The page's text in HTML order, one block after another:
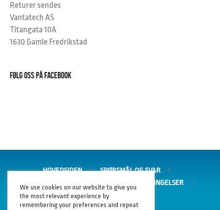
Returer sendes
Vantatech AS
Titangata 10A
1630 Gamle Fredrikstad
FØLG OSS PÅ FACEBOOK
HOVEDSIDEN
SPØRSMÅL OG SVAR
GARANTI OG REKLAMASJON
SALGSBETINGELSER
PERSONVERNERKLÆRING
We use cookies on our website to give you
the most relevant experience by
remembering your preferences and repeat